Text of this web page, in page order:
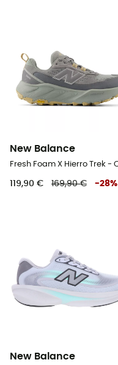
New Balance
119,90 € 169,90 € -28%
New Balance